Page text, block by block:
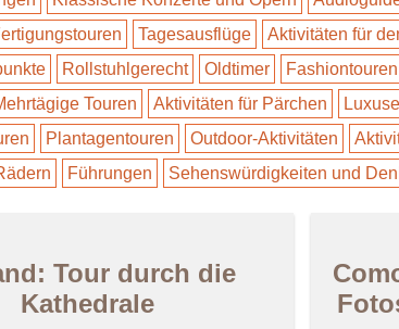
Tagesausflüge Aktivitäten für
Rollstuhlgerecht Oldtimer Fashiontouren
Touren Aktivitäten für Pärchen
Plantagentouren Outdoor-Aktivitäten
Führungen Sehenswürdigkeiten und
Tour durch die
Kathedrale